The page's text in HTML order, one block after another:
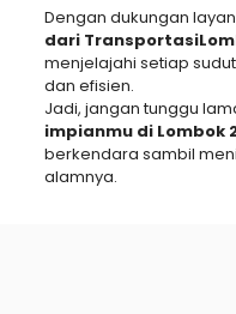
Dengan dukungan
dari
menjelajahi setiap
dan efisien.
Jadi, jangan tunggu
impianmu di Lombok
berkendara sambil
alamnya.